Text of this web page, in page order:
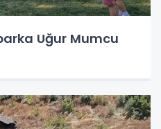
Uğur Mumcu